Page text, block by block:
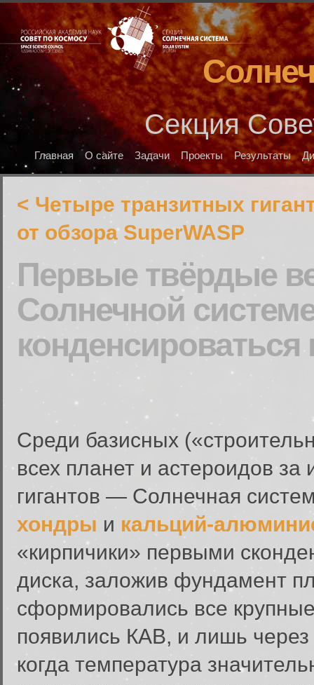
Секция
Главная О сайте Задачи Проекты Результаты
< Четыре транзитных
от обзора SuperWASP
Первые твёрдые
Солнечной
Среди базисных
всех планет и астероидов
гигантов — Солнечная
хондры и кальций-
«кирпичики» первыми
диска, заложив фундамент
сформировались все
появились КАВ, и лишь через
когда температура